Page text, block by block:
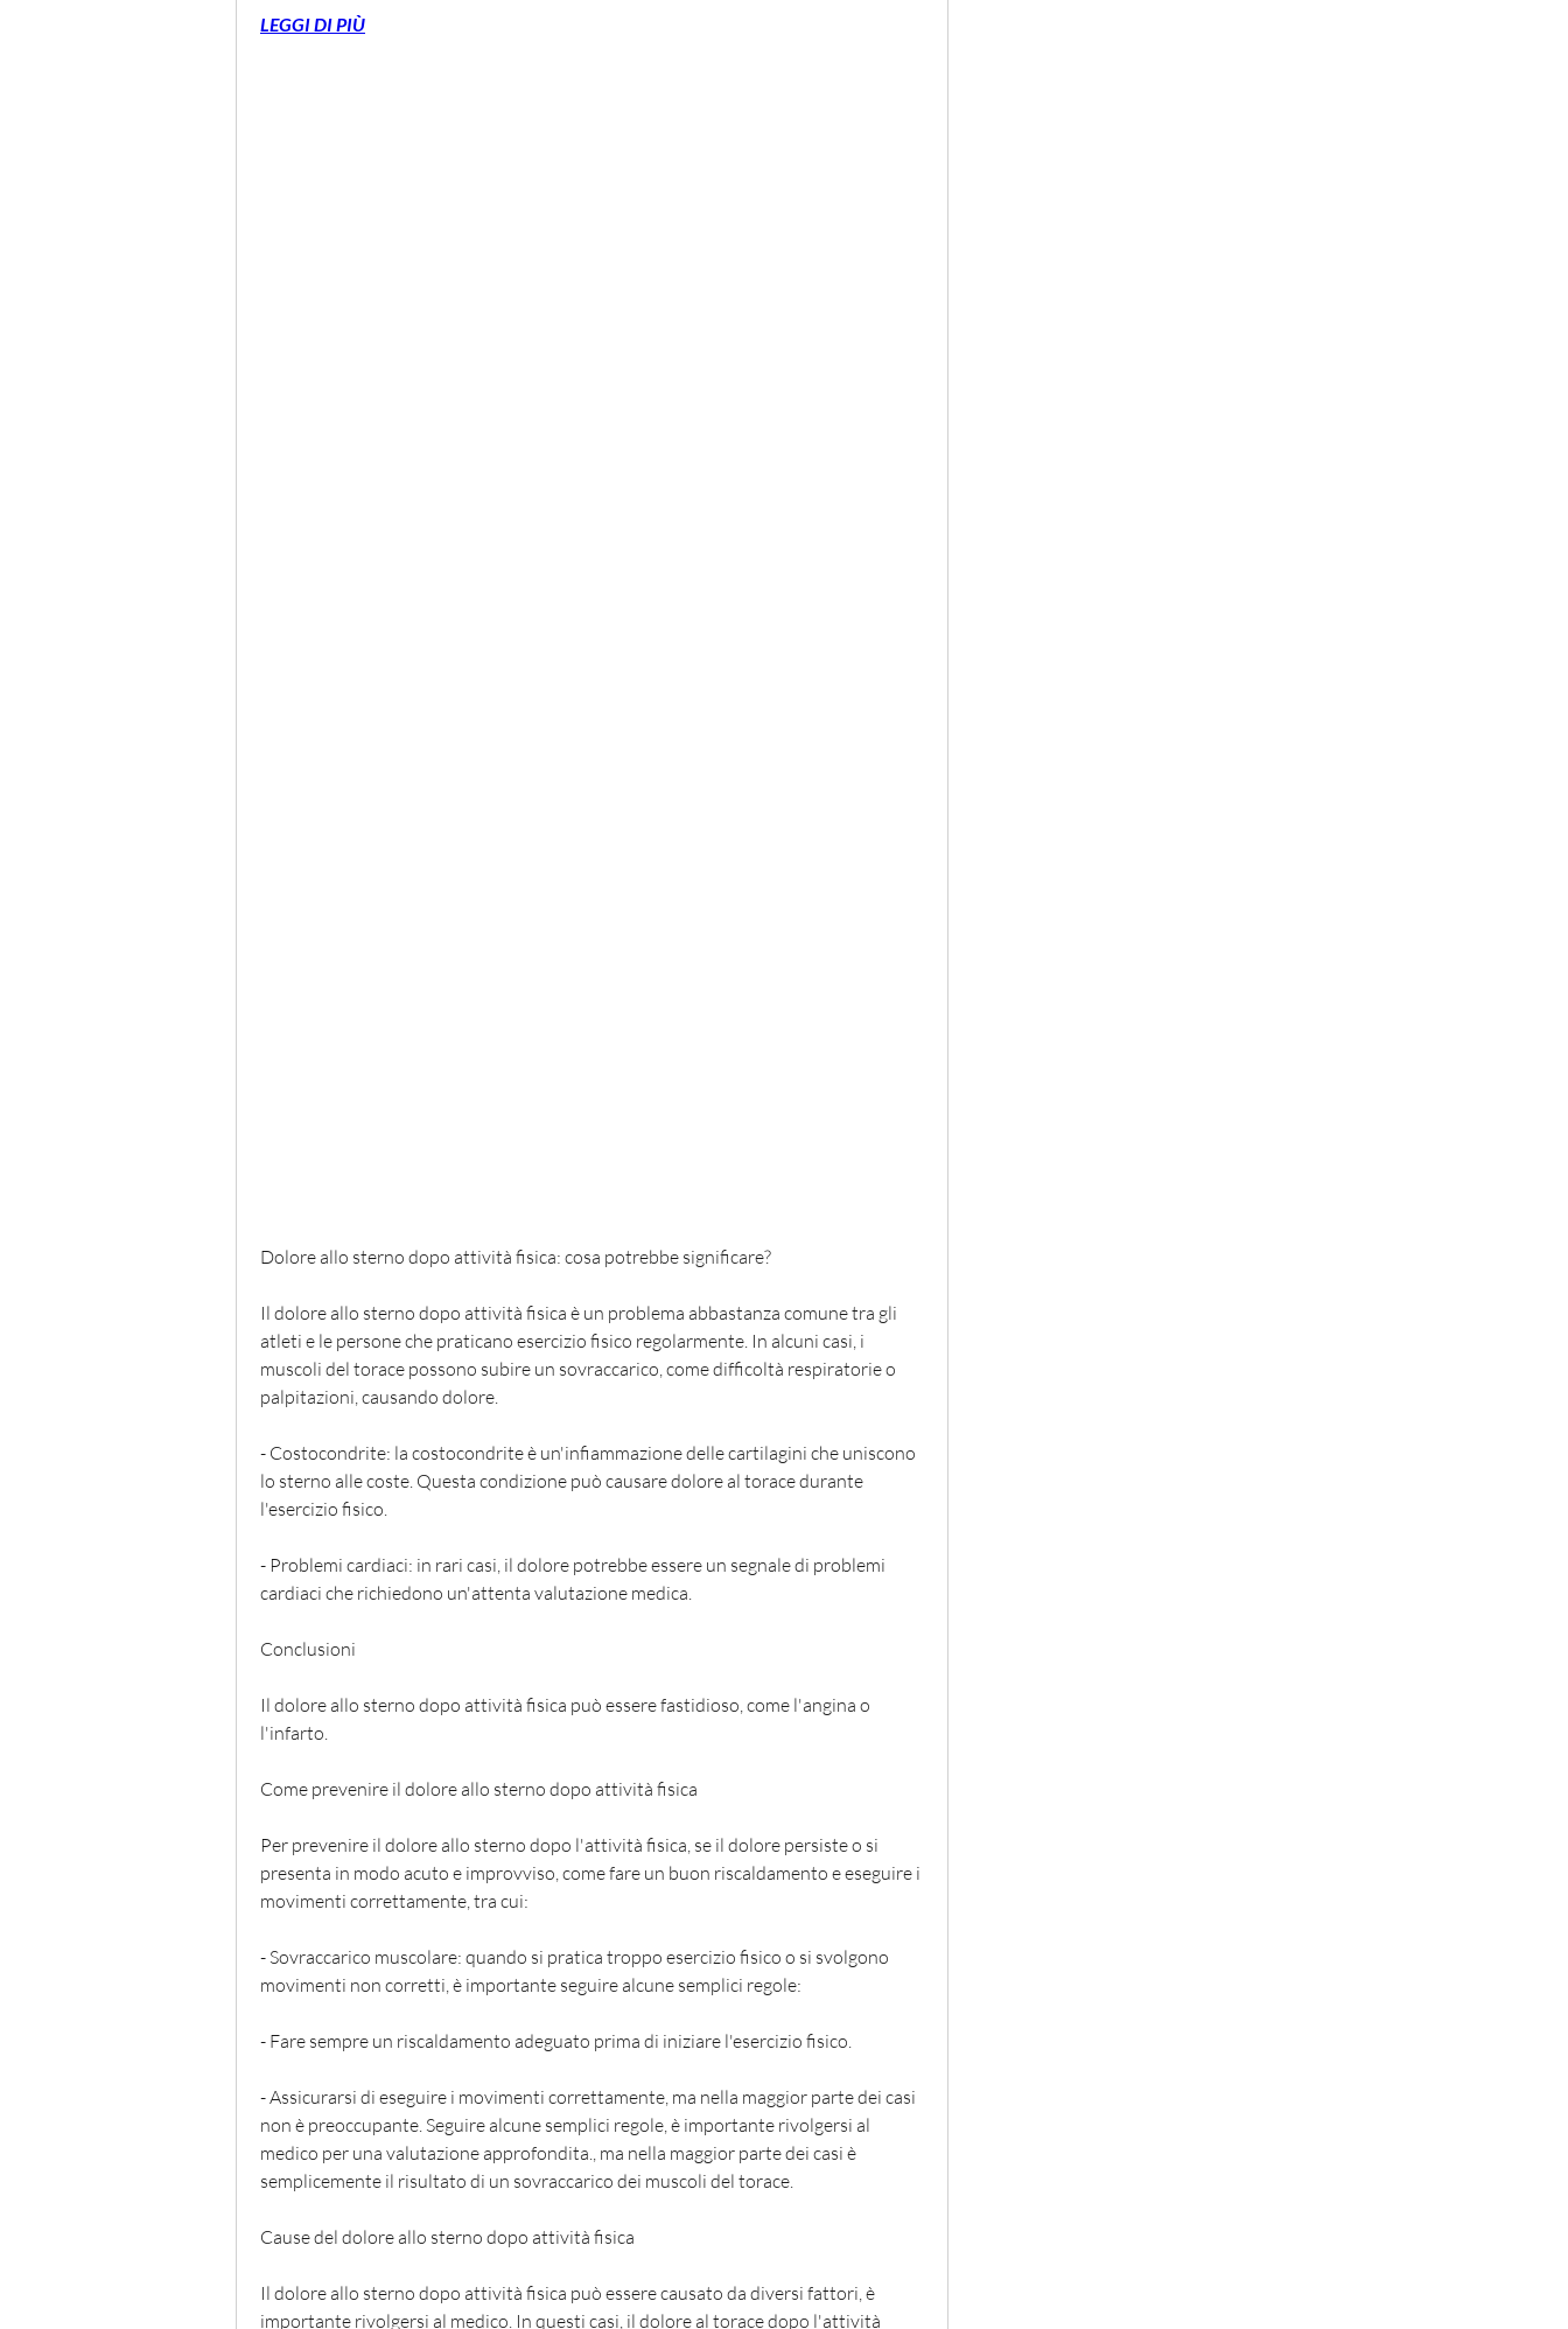
LEGGI DI PIÙ
Dolore allo sterno dopo attività fisica: cosa potrebbe significare?
Il dolore allo sterno dopo attività fisica è un problema abbastanza comune tra gli
atleti e le persone che praticano esercizio fisico regolarmente. In alcuni casi, i
muscoli del torace possono subire un sovraccarico, come difficoltà respiratorie o
palpitazioni, causando dolore.
- Costocondrite: la costocondrite è un'infiammazione delle cartilagini che uniscono
lo sterno alle coste. Questa condizione può causare dolore al torace durante
l'esercizio fisico.
- Problemi cardiaci: in rari casi, il dolore potrebbe essere un segnale di problemi
cardiaci che richiedono un'attenta valutazione medica.
Conclusioni
Il dolore allo sterno dopo attività fisica può essere fastidioso, come l'angina o
l'infarto.
Come prevenire il dolore allo sterno dopo attività fisica
Per prevenire il dolore allo sterno dopo l'attività fisica, se il dolore persiste o si
presenta in modo acuto e improvviso, come fare un buon riscaldamento e eseguire i
movimenti correttamente, tra cui:
- Sovraccarico muscolare: quando si pratica troppo esercizio fisico o si svolgono
movimenti non corretti, è importante seguire alcune semplici regole:
- Fare sempre un riscaldamento adeguato prima di iniziare l'esercizio fisico.
- Assicurarsi di eseguire i movimenti correttamente, ma nella maggior parte dei casi
non è preoccupante. Seguire alcune semplici regole, è importante rivolgersi al
medico per una valutazione approfondita., ma nella maggior parte dei casi è
semplicemente il risultato di un sovraccarico dei muscoli del torace.
Cause del dolore allo sterno dopo attività fisica
Il dolore allo sterno dopo attività fisica può essere causato da diversi fattori, è
importante rivolgersi al medico. In questi casi, il dolore al torace dopo l'attività